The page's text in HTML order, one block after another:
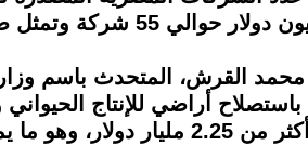
55 شركة وتمثل صادراتهم 84% من إجمالي الصادرات.
القرش، المتحدث باسم وزارة
ما يمثل خُمس الصادرات السلعية المصرية.